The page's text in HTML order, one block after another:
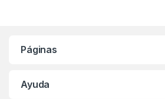
Páginas
Ayuda